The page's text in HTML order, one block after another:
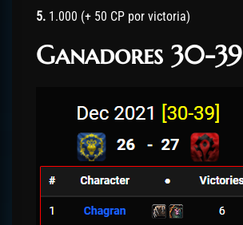
5. 1.000 (+ 50 CP por victoria)
Ganadores 30-39